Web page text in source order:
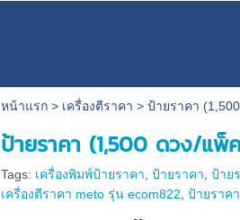
หน้าแรก> เครื่องตีราคา > ป้ายราคา
ป้ายราคา (1,500 ดวง/แพ็
Tags: เครื่องพิมพ์ป้ายราคา ,ป้ายราคา ,ป้าย
เครื่องตีราคา meto รุ่น ecom822 ,ป้ายราค